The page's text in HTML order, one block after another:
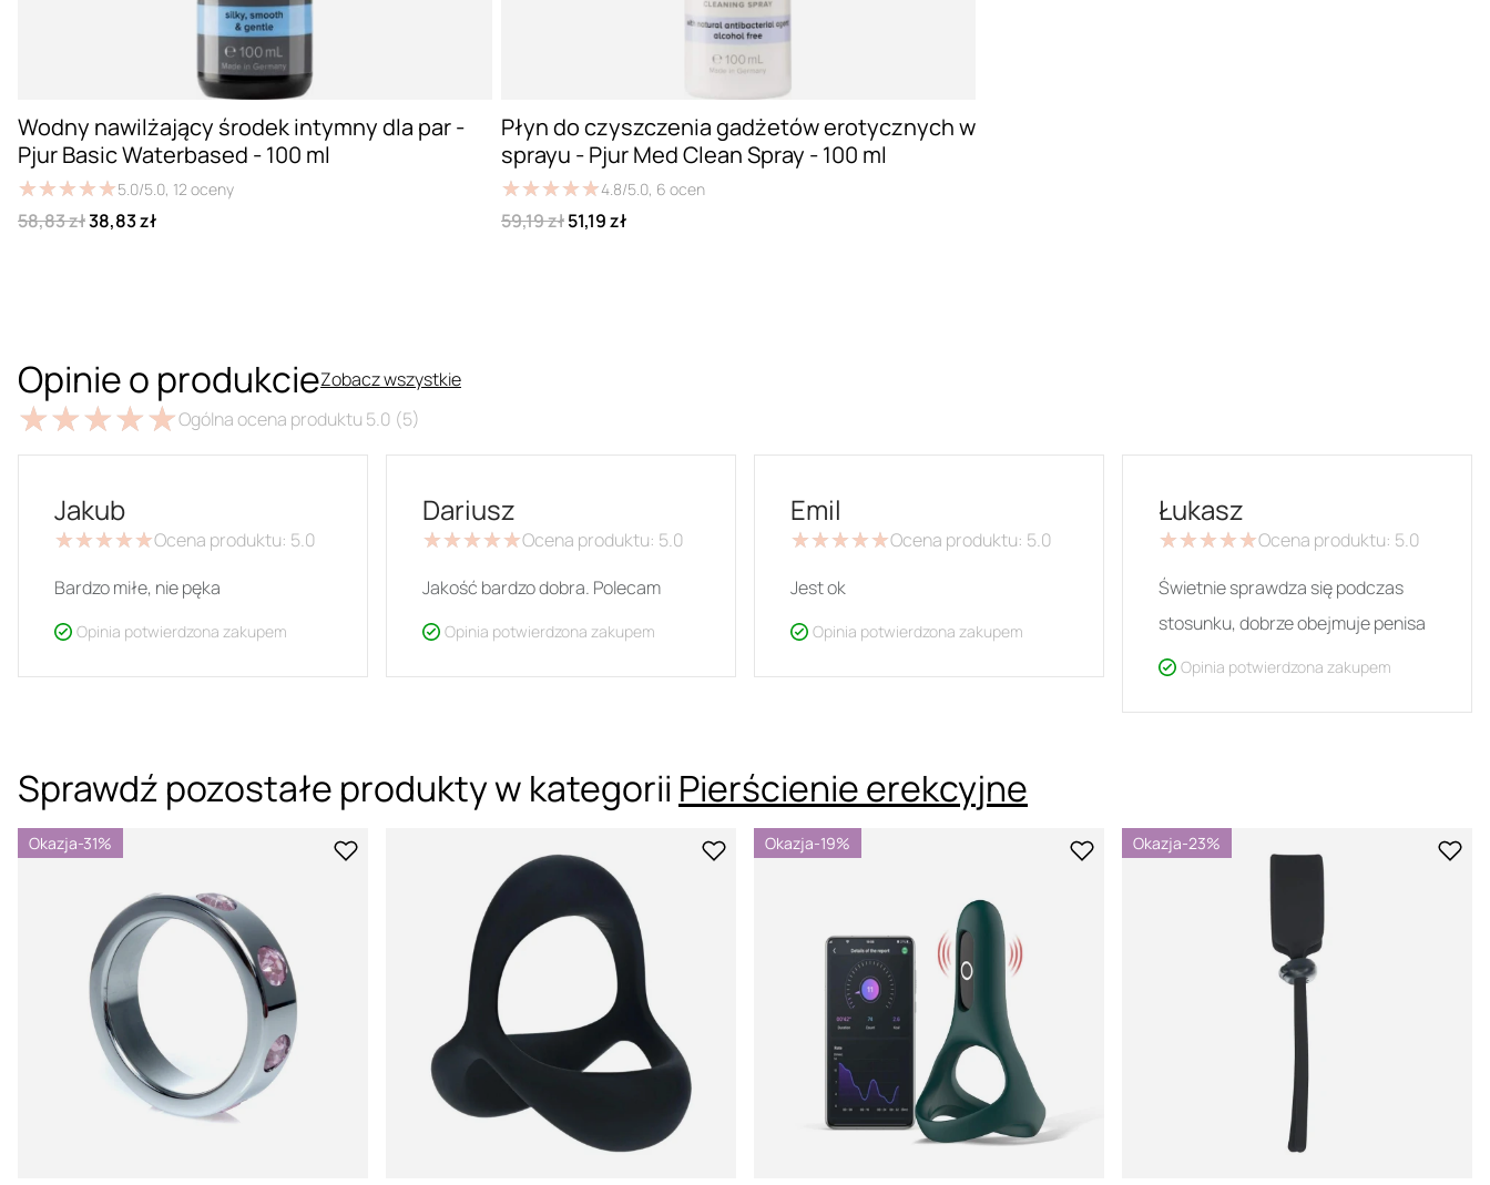
Wodny nawilżający środek intymny dla par -
Pjur Basic Waterbased - 100 ml
★★★★★
★★★★★5.0/5.0, 12 oceny
58,83 zł38,83 zł
Płyn do czyszczenia gadżetów erotycznych w
sprayu - Pjur Med Clean Spray - 100 ml
★★★★★
★★★★★4.8/5.0, 6 ocen
59,19 zł51,19 zł
Opinie o produkcieZobacz wszystkie
★★★★★
★★★★★Ogólna ocena produktu 5.0 (5)
Jakub
★★★★★
★★★★★Ocena produktu: 5.0
Bardzo miłe, nie pęka
Opinia potwierdzona zakupem
Dariusz
★★★★★
★★★★★Ocena produktu: 5.0
Jakość bardzo dobra. Polecam
Opinia potwierdzona zakupem
Emil
★★★★★
★★★★★Ocena produktu: 5.0
Jest ok
Opinia potwierdzona zakupem
Łukasz
★★★★★
★★★★★Ocena produktu: 5.0
Świetnie sprawdza się podczas
stosunku, dobrze obejmuje penisa
Opinia potwierdzona zakupem
Sprawdź pozostałe produkty w kategorii Pierścienie erekcyjne
Okazja-31% Okazja-19% Okazja-23%